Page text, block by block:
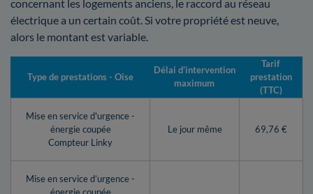
concernant les logements anciens, le raccord au réseau
électrique a un certain coût. Si votre propriété est neuve,
alors le montant est variable.
Type de prestations - Oise
Délai d’intervention
maximum
Tarif
prestation
(TTC)
Mise en service d'urgence -
énergie coupée
Compteur Linky
Le jour même 69,76 €
Mise en service d’urgence -